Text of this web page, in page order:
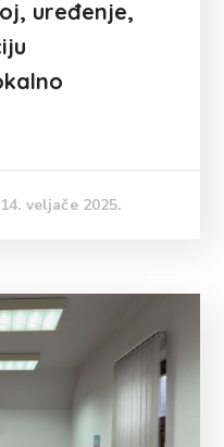
uređenje,
14. veljače 2025.